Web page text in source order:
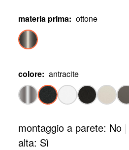
materia prima: ottone
colore: antracite
montaggio a parete: No |
alta: Sì